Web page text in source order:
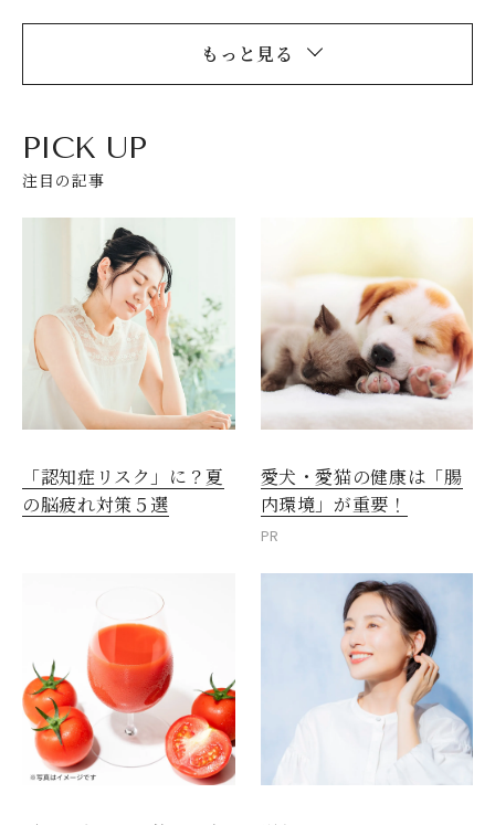
もっと見る
PICK UP
注目の記事
「認知症リスク」に？夏
の脳疲れ対策５選
愛犬・愛猫の健康は「腸
内環境」が重要！
PR